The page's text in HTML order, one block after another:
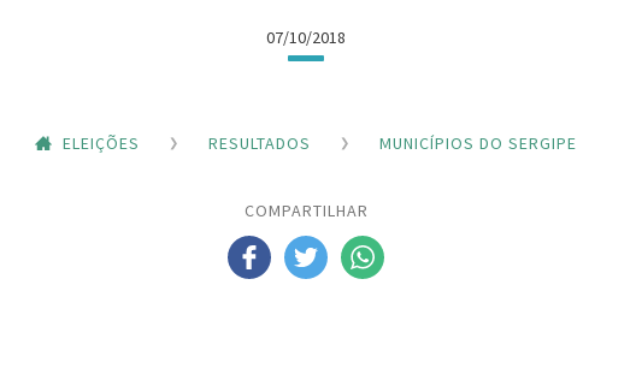
07/10/2018
ELEIÇÕES RESULTADOS MUNICÍPIOS DO SERGIPE
COMPARTILHAR